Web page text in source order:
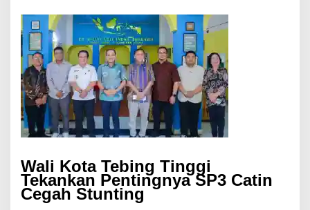
Wali Kota Tebing Tinggi
Tekankan Pentingnya SP3 Catin
Cegah Stunting